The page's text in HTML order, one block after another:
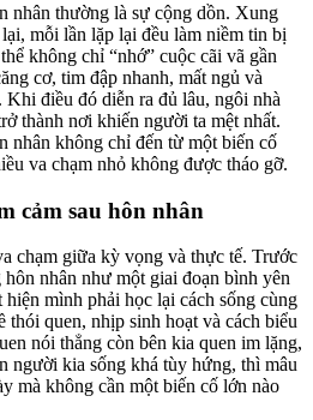
nhân thường là sự cộng dồn. Xung
mỗi lần lặp lại đều làm niềm tin bị
không chỉ “nhớ” cuộc cãi vã gần
cơ, tim đập nhanh, mất ngủ và
điều đó diễn ra đủ lâu, ngôi nhà
thành nơi khiến người ta mệt nhất.
nhân không chỉ đến từ một biến cố
va chạm nhỏ không được tháo gỡ.
cảm sau hôn nhân
chạm giữa kỳ vọng và thực tế. Trước
nhân như một giai đoạn bình yên
mình phải học lại cách sống cùng
thói quen, nhịp sinh hoạt và cách biểu
nói thẳng còn bên kia quen im lặng,
người kia sống khá tùy hứng, thì mâu
mà không cần một biến cố lớn nào